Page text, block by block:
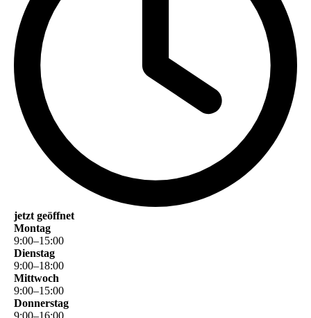
jetzt geöffnet
Montag
9:00–15:00
Dienstag
9:00–18:00
Mittwoch
9:00–15:00
Donnerstag